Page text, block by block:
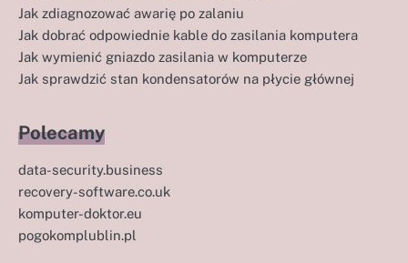
Jak zdiagnozować awarię po zalaniu
Jak dobrać odpowiednie kable do zasilania komputera
Jak wymienić gniazdo zasilania w komputerze
Jak sprawdzić stan kondensatorów na płycie głównej
Polecamy
data-security.business
recovery-software.co.uk
komputer-doktor.eu
pogokomplublin.pl